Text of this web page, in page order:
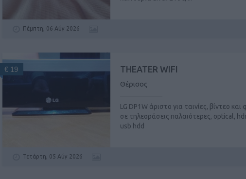
Πέμπτη, 06 Αύγ 2026
THEATER WIFI
Θέρισος
LG DP1W άριστο για ταινίες, βίντεο
σε τηλεοράσεις παλαιότερες, optical,
usb hdd
€ 19
Τετάρτη, 05 Αύγ 2026